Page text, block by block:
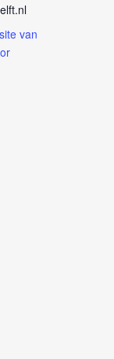
van